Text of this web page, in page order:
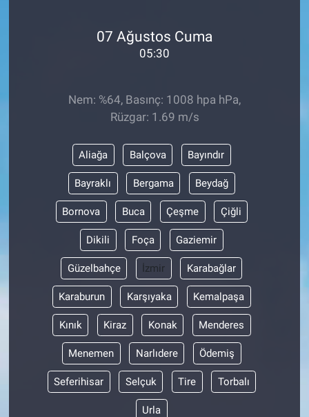
07 Ağustos Cuma
05:30
Nem: %64, Basınç: 1008 hpa hPa,
Rüzgar: 1.69 m/s
Aliağa Balçova Bayındır
Bayraklı Bergama Beydağ
Bornova Buca Çeşme Çiğli
Dikili Foça Gaziemir
Güzelbahçe İzmir Karabağlar
Karaburun Karşıyaka Kemalpaşa
Kınık Kiraz Konak Menderes
Menemen Narlıdere Ödemiş
Seferihisar Selçuk Tire Torbalı
Urla